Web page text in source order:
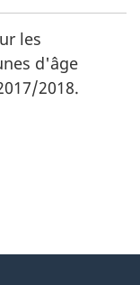
les
d'âge
2018.